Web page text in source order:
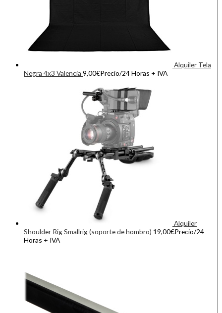
Alquiler Tela
Negra 4x3 Valencia 9,00€Precio/24 Horas + IVA
Alquiler
Shoulder Rig Smallrig (soporte de hombro) 19,00€Precio/24
Horas + IVA